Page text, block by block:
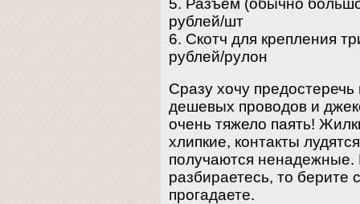
рублей/шт
6. Скотч для крепления
рублей/рулон
Сразу хочу предостеречь
дешевых проводов и
очень тяжело паять!
хлипкие, контакты
получаются ненадежные.
разбираетесь, то
прогадаете.